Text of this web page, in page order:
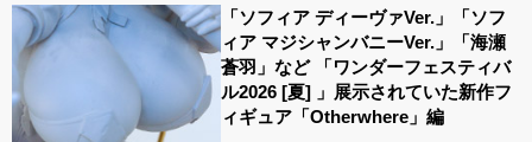
「ソフィア ディーヴァVer.」「ソフ
ィア マジシャンバニーVer.」「海瀬
蒼羽」など 「ワンダーフェスティバ
ル2026 [夏] 」展示されていた新作フ
ィギュア「Otherwhere」編